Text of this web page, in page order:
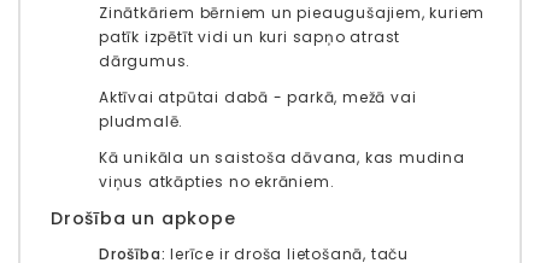
Zinātkāriem bērniem un pieaugušajiem, kuriem
patīk izpētīt vidi un kuri sapņo atrast
dārgumus.
Aktīvai atpūtai dabā - parkā, mežā vai
pludmalē.
Kā unikāla un saistoša dāvana, kas mudina
viņus atkāpties no ekrāniem.
Drošība un apkope
Drošība: Ierīce ir droša lietošanā, taču